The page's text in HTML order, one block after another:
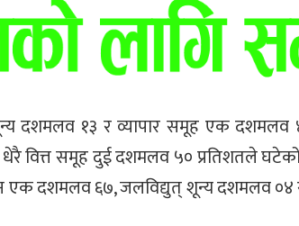
दशमलव १३ र व्यापार समूह एक
वित्त समूह दुई दशमलव ५० प्रतिशतले
एक दशमलव ६७, जलविद्युत् शून्य दशमलव